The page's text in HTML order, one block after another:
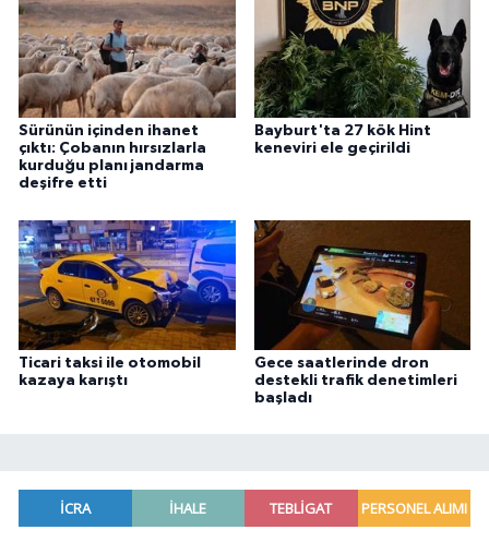
Sürünün içinden ihanet
çıktı: Çobanın hırsızlarla
kurduğu planı jandarma
deşifre etti
Bayburt'ta 27 kök Hint
keneviri ele geçirildi
Ticari taksi ile otomobil
kazaya karıştı
Gece saatlerinde dron
destekli trafik denetimleri
başladı